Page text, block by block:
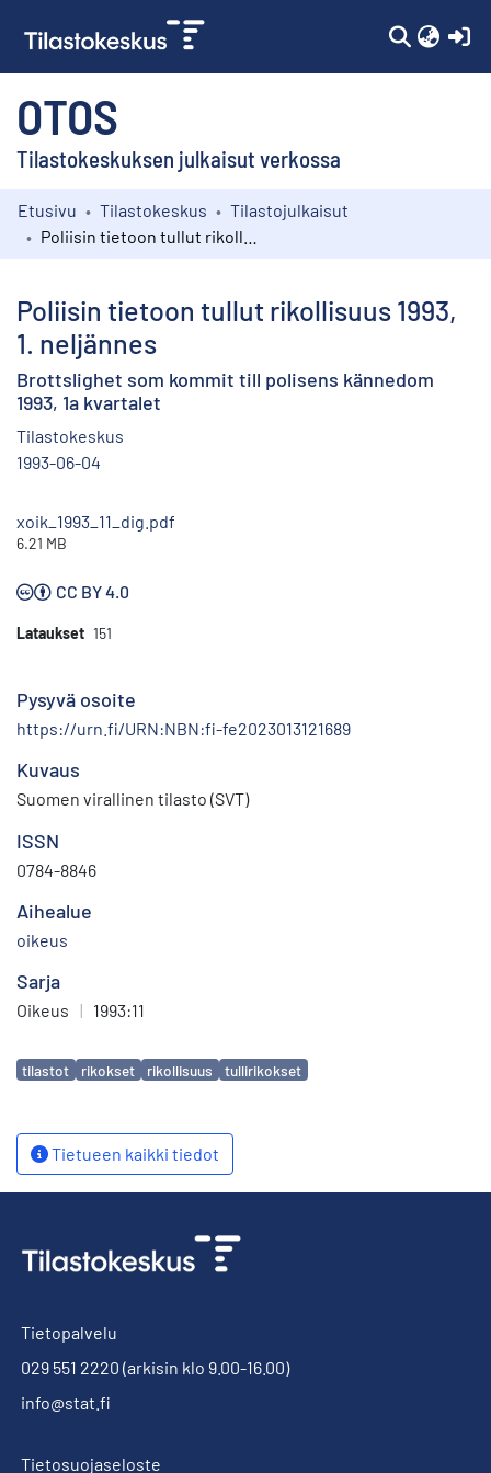
OTOS
Tilastokeskuksen julkaisut verkossa
Kokoelmat
Etusivu Tilastokeskus
Tilastojulkaisut
Poliisin tietoon tullut rikollisuus 1993,
1. neljännes
Brottslighet som kommit till polisens kännedom
1993, 1a kvartalet
Tilastokeskus
1993-06-04
xoik_1993_11_dig.pdf
6.21 MB
CC BY 4.0
Lataukset 151
Pysyvä osoite
https://urn.fi/URN:NBN:fi-fe2023013121689
Kuvaus
Suomen virallinen tilasto (SVT)
ISSN
0784-8846
Aihealue
oikeus
Sarja
Oikeus | 1993:11
Avainsanat
tilastot rikokset rikollisuus tullirikokset
Tietueen kaikki tiedot
Tietopalvelu
029 551 2220 (arkisin klo 9.00-16.00)
info@stat.fi
Tietosuojaseloste